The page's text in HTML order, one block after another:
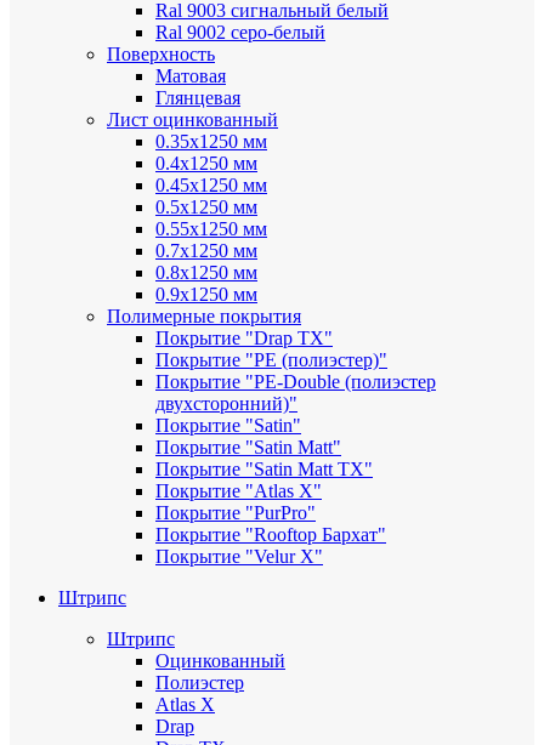
Ral 9003 сигнальный белый
Ral 9002 серо-белый
Поверхность
Матовая
Глянцевая
Лист оцинкованный
0.35х1250 мм
0.4х1250 мм
0.45х1250 мм
0.5х1250 мм
0.55х1250 мм
0.7х1250 мм
0.8х1250 мм
0.9х1250 мм
Полимерные покрытия
Покрытие "Drap TX"
Покрытие "PE (полиэстер)"
Покрытие "PE-Double (полиэстер
двухсторонний)"
Покрытие "Satin"
Покрытие "Satin Мatt"
Покрытие "Satin Matt TX"
Покрытие "Atlas X"
Покрытие "PurPro"
Покрытие "Rooftop Бархат"
Покрытие "Velur X"
Штрипс
Штрипс
Оцинкованный
Полиэстер
Atlas X
Drap